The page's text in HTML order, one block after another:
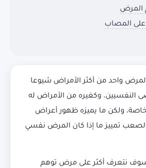
المرض
على المصاب
واحد من أكثر الأمراض شيوعا
النفسيين، وكغيره من الأمراض له
ولكن ما يميزه ظهور أعراض
تمييز ما إذا كان المرض نفسي
نتعرف أكثر على مرض توهم